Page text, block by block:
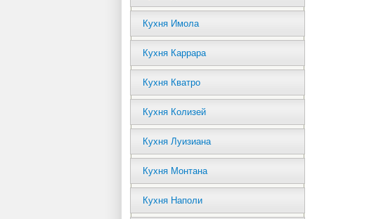
Кухня Имола
Кухня Каррара
Кухня Кватро
Кухня Колизей
Кухня Луизиана
Кухня Монтана
Кухня Наполи